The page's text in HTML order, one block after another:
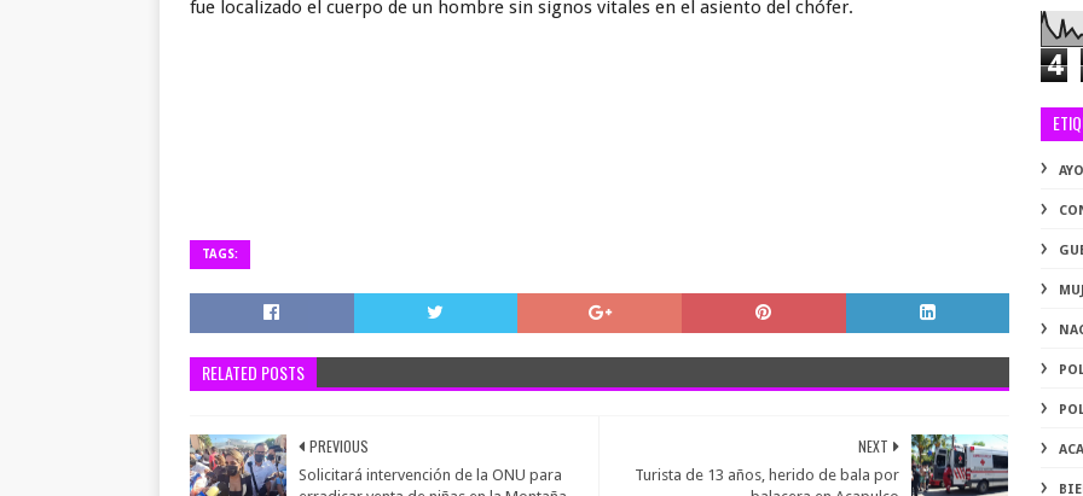
fue localizado el cuerpo de un hombre sin signos vitales en el asiento del chófer.
TAGS:
RELATED POSTS
NEXT
Turista de 13 años, herido de bala por
PREVIOUS
Solicitará intervención de la ONU para
4